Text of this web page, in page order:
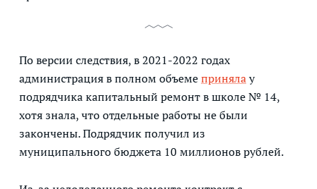
По версии следствия, в 2021-2022 годах
администрация в полном объемепринялау
подрядчика капитальный ремонт в школе № 14,
хотя знала, что отдельные работы не были
закончены. Подрядчик получил из
муниципального бюджета 10 миллионов рублей.